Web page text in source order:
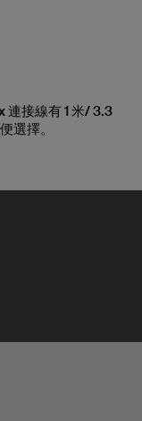
接線有 1 米/ 3.3
選擇。